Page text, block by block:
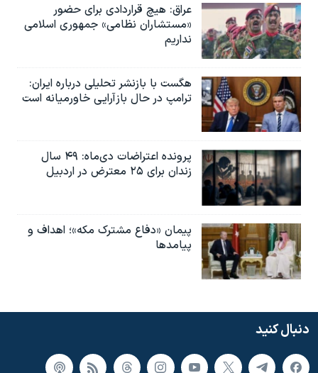
عراق: هیچ قراردادی برای حضور
«مستشاران نظامی» جمهوری اسلامی
نداریم
هگست با بازنشر تحلیلی درباره ایران:
ترامپ در حال بازآرایی خاورمیانه است
پرونده اعتراضات دی‌ماه: ۴۹ سال
زندان برای ۲۵ معترض در اردبیل
پیمان «دفاع مشترک مکه»؛ اهداف و
پیامدها
دنبال کنید